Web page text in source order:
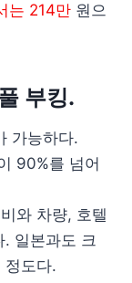
는 214만 원으
부킹.
가능하다.
90%를 넘어
와 차량, 호텔
. 일본과도 크
정도다.